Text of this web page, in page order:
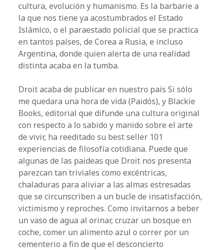
cultura, evolución y humanismo. Es la barbarie a
la que nos tiene ya acostumbrados el Estado
Islámico, o el paraestado policial que se practica
en tantos países, de Corea a Rusia, e incluso
Argentina, donde quien alerta de una realidad
distinta acaba en la tumba.
Droit acaba de publicar en nuestro país Si sólo
me quedara una hora de vida (Paidós), y Blackie
Books, editorial que difunde una cultura original
con respecto a lo sabido y manido sobre el arte
de vivir, ha reeditado su best seller 101
experiencias de filosofía cotidiana. Puede que
algunas de las paideas que Droit nos presenta
parezcan tan triviales como excéntricas,
chaladuras para aliviar a las almas estresadas
que se circunscriben a un bucle de insatisfacción,
victimismo y reproches. Como invitarnos a beber
un vaso de agua al orinar, cruzar un bosque en
coche, comer un alimento azul o correr por un
cementerio a fin de que el desconcierto